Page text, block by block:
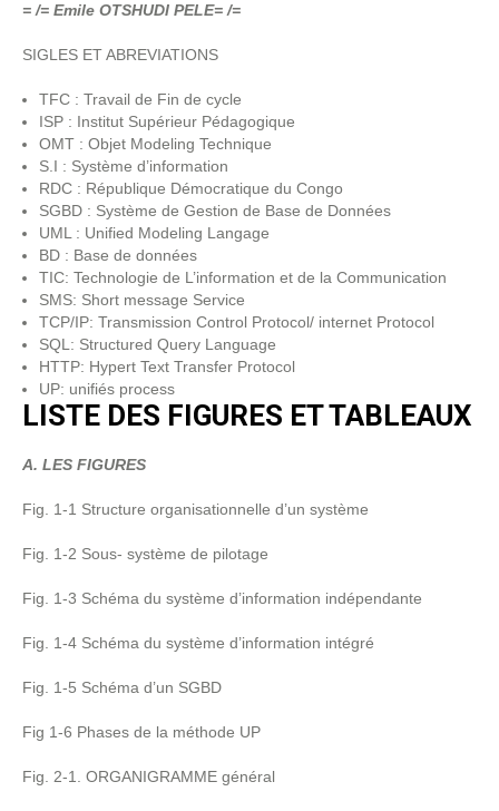
= /= Emile OTSHUDI PELE= /=
SIGLES ET ABREVIATIONS
TFC : Travail de Fin de cycle
ISP : Institut Supérieur Pédagogique
OMT : Objet Modeling Technique
S.I : Système d’information
RDC : République Démocratique du Congo
SGBD : Système de Gestion de Base de Données
UML : Unified Modeling Langage
BD : Base de données
TIC: Technologie de L’information et de la Communication
SMS: Short message Service
TCP/IP: Transmission Control Protocol/ internet Protocol
SQL: Structured Query Language
HTTP: Hypert Text Transfer Protocol
UP: unifiés process
LISTE DES FIGURES ET TABLEAUX
A. LES FIGURES
Fig. 1-1 Structure organisationnelle d’un système
Fig. 1-2 Sous- système de pilotage
Fig. 1-3 Schéma du système d’information indépendante
Fig. 1-4 Schéma du système d’information intégré
Fig. 1-5 Schéma d’un SGBD
Fig 1-6 Phases de la méthode UP
Fig. 2-1. ORGANIGRAMME général